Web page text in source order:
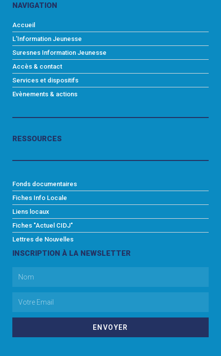
NAVIGATION
Accueil
L'Information Jeunesse
Suresnes Information Jeunesse
Accès & contact
Services et dispositifs
Evènements & actions
RESSOURCES
Fonds documentaires
Fiches Info Locale
Liens locaux
Fiches "Actuel CIDJ"
Lettres de Nouvelles
INSCRIPTION À LA NEWSLETTER
ENVOYER